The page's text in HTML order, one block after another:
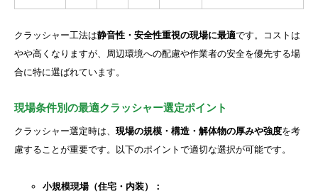
クラッシャー工法は静音性・安全性重視の現場に最適です。コストは
やや高くなりますが、周辺環境への配慮や作業者の安全を優先する場
合に特に選ばれています。
現場条件別の最適クラッシャー選定ポイント
クラッシャー選定時は、 現場の規模・構造・解体物の厚みや強度を考
慮することが重要です。以下のポイントで適切な選択が可能です。
小規模現場（住宅・内装）：